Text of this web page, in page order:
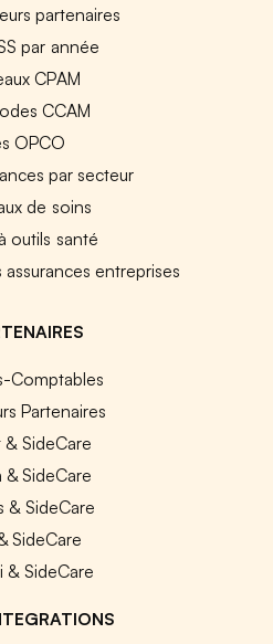
partenaires
par année
CPAM
CCAM
OPCO
par secteur
de soins
outils santé
assurances entreprises
Comptables
Partenaires
& SideCare
& SideCare
& SideCare
SideCare
& SideCare